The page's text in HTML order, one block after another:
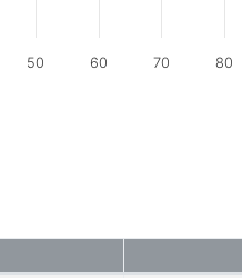
50 60 70 80